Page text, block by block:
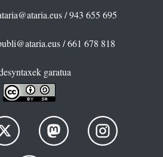
/ 943 655 695
/ 661 678 818
garatua